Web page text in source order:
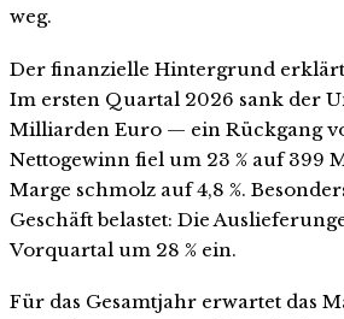
weg.
Der finanzielle Hintergrund
Im ersten Quartal 2026 sank der
Milliarden Euro — ein Rückgang
Nettogewinn fiel um 23 % auf 399
Marge schmolz auf 4,8 %.
Geschäft belastet: Die
Vorquartal um 28 % ein.
Für das Gesamtjahr erwartet das